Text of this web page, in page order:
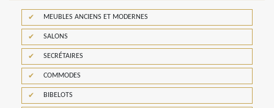
MEUBLES ANCIENS ET MODERNES
SALONS
SECRÉTAIRES
COMMODES
BIBELOTS